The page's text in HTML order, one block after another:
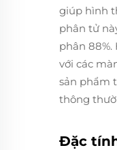
giúp hình
phân tử
phân
với các
sản phẩm
thông
Đặc